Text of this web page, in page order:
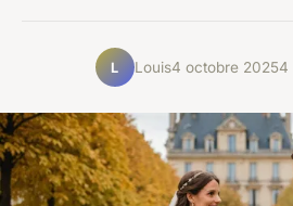
L Louis4 octobre 20254